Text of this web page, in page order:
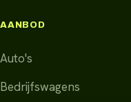
AANBOD
Auto's
Bedrijfswagens